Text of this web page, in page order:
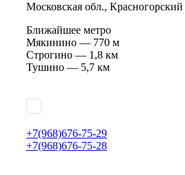
Московская обл.,
Ближайшее метро
Мякинино — 770 м
Строгино — 1,8 км
Тушино — 5,7 км
+7(968)676-75-29
+7(968)676-75-28